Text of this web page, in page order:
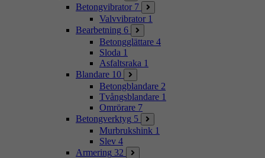
Betongvibrator 7
Valvvibrator 1
Bearbetning 6
Betongglättare 4
Sloda 1
Asfaltsraka 1
Blandare 10
Betongblandare 2
Tvångsblandare 1
Omrörare 7
Betongverktyg 5
Murbrukshink 1
Slev 4
Armering 32